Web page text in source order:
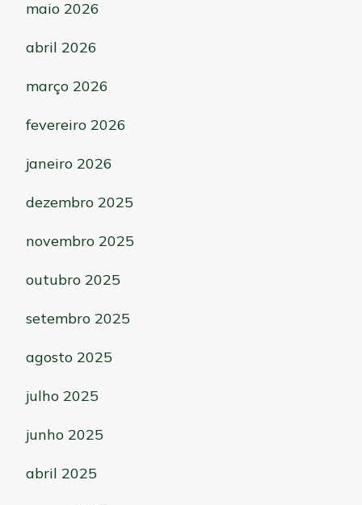
maio 2026
abril 2026
março 2026
fevereiro 2026
janeiro 2026
dezembro 2025
novembro 2025
outubro 2025
setembro 2025
agosto 2025
julho 2025
junho 2025
abril 2025